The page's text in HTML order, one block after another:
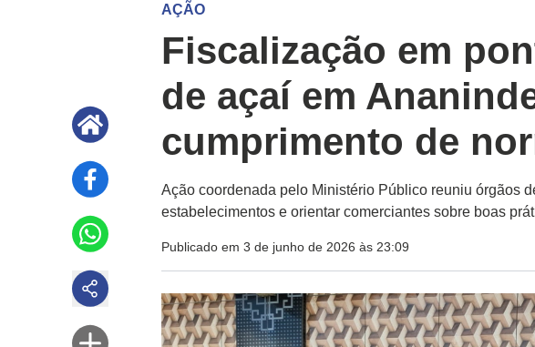
AÇÃO
Fiscalização em
de açaí em
cumprimento de
Ação coordenada pelo Ministério Público reuniu órgãos
estabelecimentos e orientar comerciantes sobre boas
Publicado em 3 de junho de 2026 às 23:09